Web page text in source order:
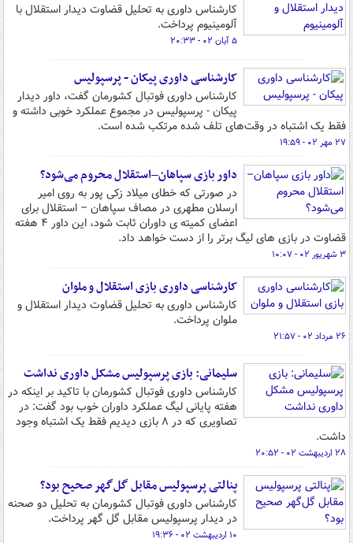
کارشناس داوری به تحلیل قضاوت دیدار استقلال با
آلومینیوم پرداخت.
۵ آبان ۰۲ - ۲۰:۳۳
کارشناسی داوری پیکان - پرسپولیس
کارشناس داوری فوتبال کشورمان گفت، داور دیدار
پیکان - پرسپولیس در مجموع عملکرد خوبی داشته و
فقط یک اشتباه در وقت‌های تلف شده مرتکب شده است.
۲۷ مهر ۰۲ - ۱۹:۵۹
داور بازی سپاهان–استقلال محروم می‌شود؟
در صورتی که خطای میلاد زکی پور به روی امیر
ارسلان مطهری در مصاف سپاهان – استقلال برای
اعضای کمیته ی داوران ثابت شود، این داور ۴ هفته
قضاوت در بازی های لیگ برتر را از دست خواهد داد.
۳ شهریور ۰۲ - ۱۰:۰۷
کارشناسی داوری بازی استقلال و ملوان
کارشناس داوری به تحلیل قضاوت دیدار استقلال و
ملوان پرداخت.
۲۶ مرداد ۰۲ - ۲۱:۵۷
سلیمانی: بازی پرسپولیس مشکل داوری نداشت
کارشناس داوری فوتبال کشورمان با تاکید بر اینکه در
هفته پایانی لیگ عملکرد داوران خوب بود گفت: در
تصاویری که در ۸ بازی دیدیم فقط یک اشتباه وجود
داشت.
۲۸ اردیبهشت ۰۲ - ۲۰:۵۲
پنالتی پرسپولیس مقابل گل‌گهر صحیح بود؟
کارشناس داوری فوتبال کشورمان به تحلیل دو صحنه
در دیدار پرسپولیس مقابل گل گهر پرداخت.
۱۰ اردیبهشت ۰۲ - ۱۹:۳۶